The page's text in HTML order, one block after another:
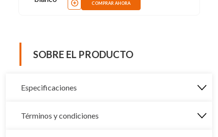
COMPRAR AHORA
SOBRE EL PRODUCTO
Especificaciones
Términos y condiciones